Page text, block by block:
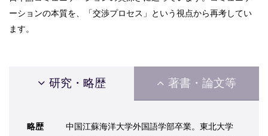
ーションの本質を、「交渉プロセス」という視点から再考してい
ます。
研究・略歴 著書・論文等
略歴
中国江蘇海洋大学外国語学部卒業。東北大学